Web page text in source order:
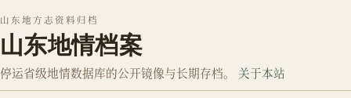
山东地方志资料归档
山东地情档案
停运省级地情数据库的公开镜像与长期存档。 关于本站